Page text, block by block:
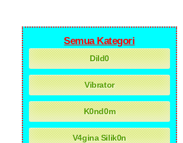
Semua Kategori
Dild0
Vibrator
K0nd0m
V4gina Silik0n